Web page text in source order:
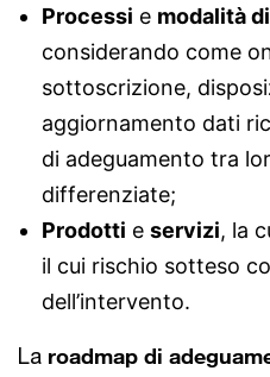
Processi e modalità
considerando come
sottoscrizione,
aggiornamento dati
di adeguamento tra
differenziate;
Prodotti e servizi, la
il cui rischio sotteso
dell’intervento.
La roadmap di